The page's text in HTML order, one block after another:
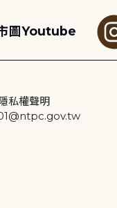
圖Youtube
私權聲明